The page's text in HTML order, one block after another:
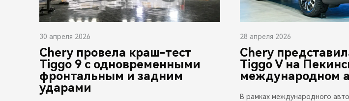
30 апреля 2026
Chery провела краш-тест
Tiggo 9 с одновременными
фронтальным и задним
ударами
28 апреля 2026
Chery
Tiggo V на
международном
В рамках международного